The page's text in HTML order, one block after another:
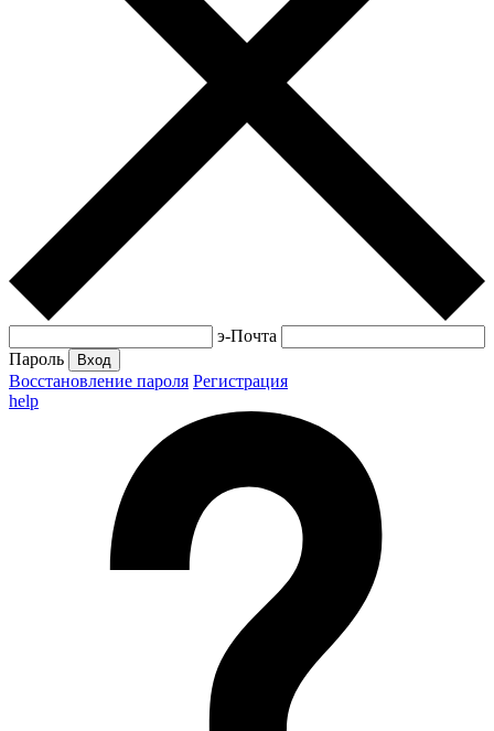
э-Почта
Пароль
Вход
Восстановление пароля Регистрация
help